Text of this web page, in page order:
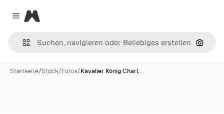
Close menu
Magnific
Nach
Startseite/Stock/Fotos/Kavalier König Charl…